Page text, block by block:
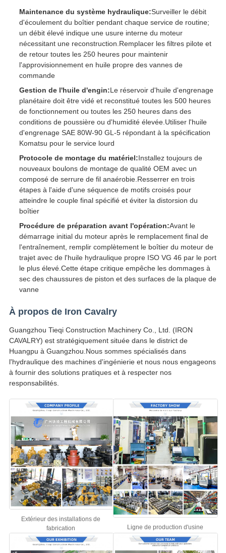
Maintenance du système hydraulique:Surveiller le débit
d'écoulement du boîtier pendant chaque service de routine;
un débit élevé indique une usure interne du moteur
nécessitant une reconstruction.Remplacer les filtres pilote et
de retour toutes les 250 heures pour maintenir
l'approvisionnement en huile propre des vannes de
commande
Gestion de l'huile d'engin:Le réservoir d'huile d'engrenage
planétaire doit être vidé et reconstitué toutes les 500 heures
de fonctionnement ou toutes les 250 heures dans des
conditions de poussière ou d'humidité élevée.Utiliser l'huile
d'engrenage SAE 80W-90 GL-5 répondant à la spécification
Komatsu pour le service lourd
Protocole de montage du matériel:Installez toujours de
nouveaux boulons de montage de qualité OEM avec un
composé de serrure de fil anaérobie.Resserrer en trois
étapes à l'aide d'une séquence de motifs croisés pour
atteindre le couple final spécifié et éviter la distorsion du
boîtier
Procédure de préparation avant l'opération:Avant le
démarrage initial du moteur après le remplacement final de
l'entraînement, remplir complètement le boîtier du moteur de
trajet avec de l'huile hydraulique propre ISO VG 46 par le port
le plus élevé.Cette étape critique empêche les dommages à
sec des chaussures de piston et des surfaces de la plaque de
vanne
À propos de Iron Cavalry
Guangzhou Tieqi Construction Machinery Co., Ltd. (IRON
CAVALRY) est stratégiquement située dans le district de
Huangpu à Guangzhou.Nous sommes spécialisés dans
l'hydraulique des machines d'ingénierie et nous nous engageons
à fournir des solutions pratiques et à respecter nos
responsabilités.
Extérieur des installations de
fabrication
Ligne de production d'usine